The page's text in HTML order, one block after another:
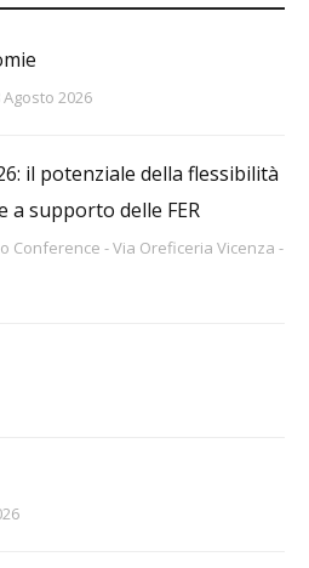
2026
il potenziale della flessibilità
a supporto delle FER
Conference - Via Oreficeria Vicenza -